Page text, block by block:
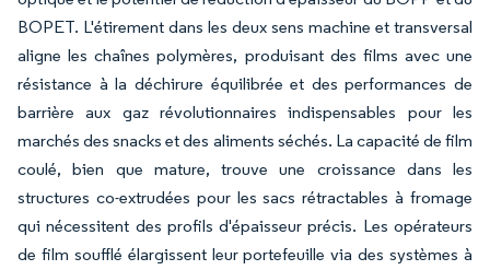
BOPET. L'étirement dans les deux sens machine et transversal
aligne les chaînes polymères, produisant des films avec une
résistance à la déchirure équilibrée et des performances de
barrière aux gaz révolutionnaires indispensables pour les
marchés des snacks et des aliments séchés. La capacité de film
coulé, bien que mature, trouve une croissance dans les
structures co-extrudées pour les sacs rétractables à fromage
qui nécessitent des profils d'épaisseur précis. Les opérateurs
de film soufflé élargissent leur portefeuille via des systèmes à